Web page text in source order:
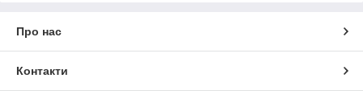
Про нас
Контакти